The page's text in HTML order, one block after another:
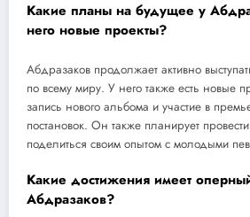
Какие планы на будущее у
него новые проекты?
Абдразаков продолжает активно
по всему миру. У него также есть новые
запись нового альбома и участие в
постановок. Он также планирует
поделиться своим опытом с молодыми
Какие достижения имеет
Абдразаков?